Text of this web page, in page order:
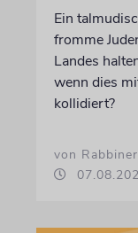
Ein
fromme
Landes
wenn dies
kollidiert?
von